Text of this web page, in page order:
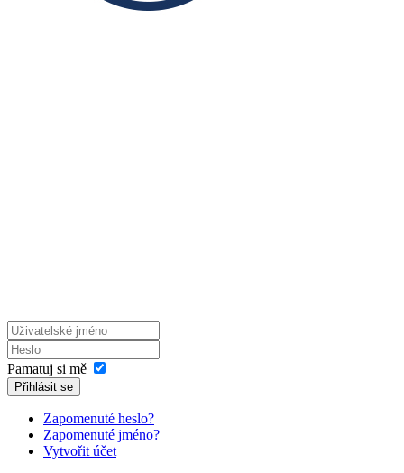
Pamatuj si mě
Přihlásit se
Zapomenuté heslo?
Zapomenuté jméno?
Vytvořit účet